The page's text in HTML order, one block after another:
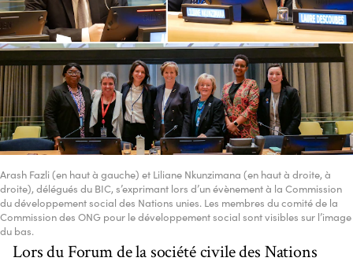
Arash Fazli (en haut à gauche) et Liliane Nkunzimana (en haut à droite, à
droite), délégués du BIC, s’exprimant lors d’un évènement à la Commission
du développement social des Nations unies. Les membres du comité de la
Commission des ONG pour le développement social sont visibles sur l’image
du bas.
Lors du Forum de la société civile des Nations